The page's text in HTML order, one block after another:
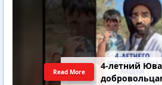
4-летний
Read More